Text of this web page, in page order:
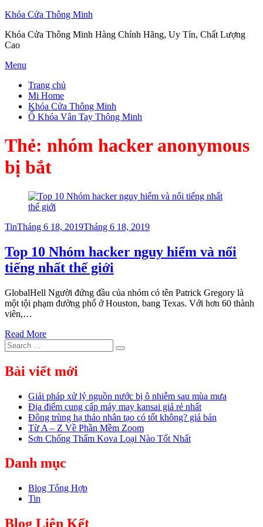
Khóa Cửa Thông Minh
Khóa Cửa Thông Minh Hàng Chính Hãng, Uy Tín, Chất Lượng
Cao
Skip
content
Menu
Trang chủ
Mi Home
Khóa Cửa Thông Minh
Ổ Khóa Vân Tay Thông Minh
Thẻ: nhóm hacker anonymous
bị bắt
TinPosted
Tháng 6 18, 2019Tháng 6 18, 2019
Top 10 Nhóm hacker nguy hiểm và nổi
tiếng nhất thế giới
GlobalHell Người đứng đầu của nhóm có tên Patrick Gregory là
một tội phạm đường phố ở Houston, bang Texas. Với hơn 60 thành
viên,…
Read More
Search
for:
Search
Bài viết mới
Giải pháp xử lý nguồn nước bị ô nhiễm sau mùa mưa
Địa điểm cung cấp máy may kansai giá rẻ nhất
Đông trùng hạ thảo nhân tạo có tốt không? giá bán
Từ A – Z Về Phần Mềm Zoom
Sơn Chống Thấm Kova Loại Nào Tốt Nhất
Danh mục
Blog Tổng Hợp
Tin
Blog Liên Kết